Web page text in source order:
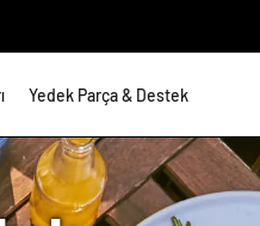
Yedek Parça & Destek